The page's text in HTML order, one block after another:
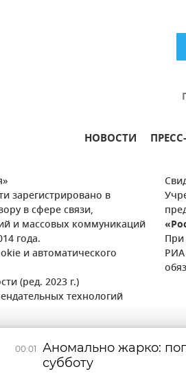
НОВОСТИ
зарегистрировано в
в сфере связи,
и массовых коммуникаций
года.
и автоматического
(ред. 2023 г.)
технологий
При
00:01
Аномально жарко:
субботу